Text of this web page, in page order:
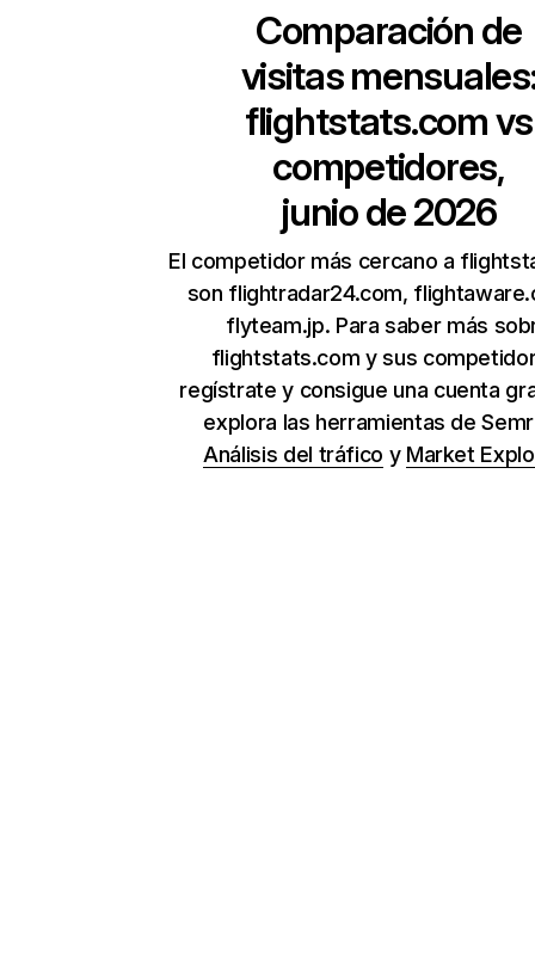
Comparación de
visitas
flightstats.comvs
competidores,
junio de 2026
El competidor más cercano a
son flightradar24.com,
flyteam.jp. Para saber más
flightstats.com y sus
regístrate y consigue una cuenta
explora las herramientas de
Análisis del tráfico y Market